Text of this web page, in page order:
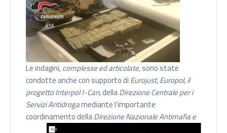
Le indagini,complesse ed articolate, sono state
condotte anche con supporto di Eurojust, Europol, il
progetto Interpol I-Can, dellaDirezione Centrale per i
Servizi Antidrogamediante l’importante
coordinamento dellaDirezione Nazionale Antimafia e